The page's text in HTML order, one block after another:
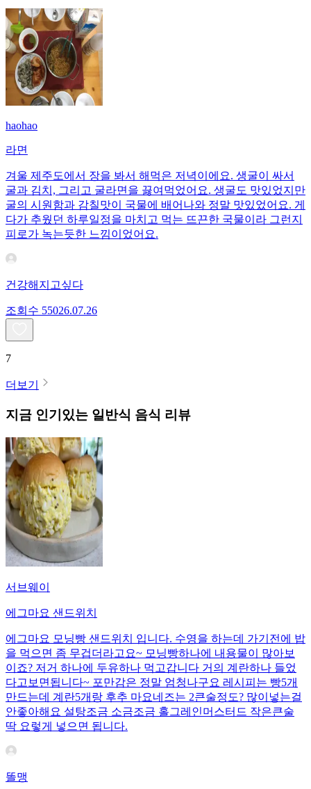
haohao
라면
겨울 제주도에서 장을 봐서 해먹은 저녁이에요. 생굴이 싸서
굴과 김치, 그리고 굴라면을 끓여먹었어요. 생굴도 맛있었지만
굴의 시원함과 감칠맛이 국물에 배어나와 정말 맛있었어요. 게
다가 추웠던 하루일정을 마치고 먹는 뜨끈한 국물이라 그런지
피로가 녹는듯한 느낌이었어요.
건강해지고싶다
조회수 55026.07.26
7
더보기
지금 인기있는 일반식 음식 리뷰
서브웨이
에그마요 샌드위치
에그마요 모닝빵 샌드위치 입니다. 수영을 하는데 가기전에 밥
을 먹으면 좀 무겁더라고요~ 모닝빵하나에 내용물이 많아보
이죠? 저거 하나에 두유하나 먹고갑니다 거의 계란하나 들었
다고보면됩니다~ 포만감은 정말 엄청나구요 레시피는 빵5개
만드는데 계란5개랑 후추 마요네즈는 2큰술정도? 많이넣는걸
안좋아해요 설탕조금 소금조금 홀그레인머스터드 작은큰술
딱 요렇게 넣으면 됩니다.
똘맹